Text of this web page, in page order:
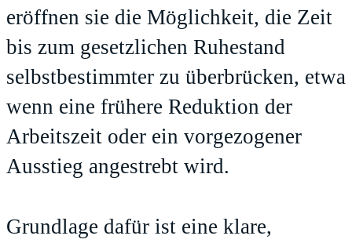
eröffnen sie die Möglichkeit, die Zeit
bis zum gesetzlichen Ruhestand
selbstbestimmter zu überbrücken, etwa
wenn eine frühere Reduktion der
Arbeitszeit oder ein vorgezogener
Ausstieg angestrebt wird.
Grundlage dafür ist eine klare,